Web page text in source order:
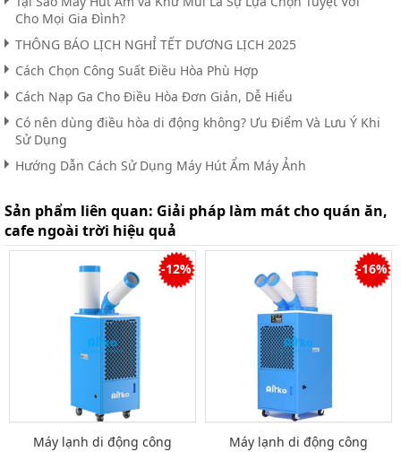
Cho Mọi Gia Đình?
THÔNG BÁO LỊCH NGHỈ TẾT DƯƠNG LỊCH 2025
Cách Chọn Công Suất Điều Hòa Phù Hợp
Cách Nạp Ga Cho Điều Hòa Đơn Giản, Dễ Hiểu
Có nên dùng điều hòa di động không? Ưu Điểm Và Lưu Ý Khi
Sử Dụng
Hướng Dẫn Cách Sử Dụng Máy Hút Ẩm Máy Ảnh
Sản phẩm liên quan: Giải pháp làm mát cho quán ăn,
cafe ngoài trời hiệu quả
-12%
Máy lạnh di động công
-16%
Máy lạnh di động công